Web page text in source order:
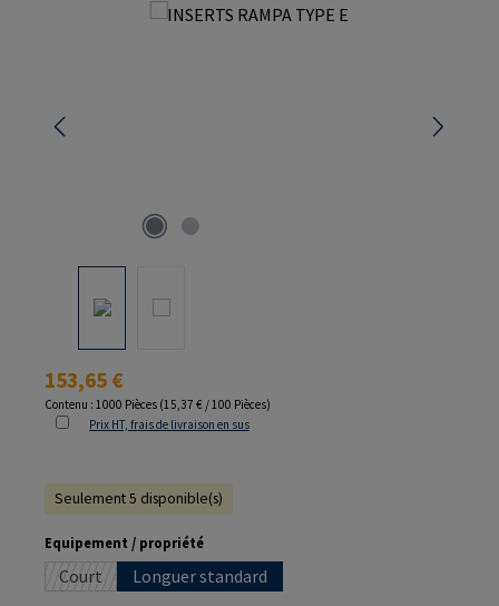
Ignorer la galerie d'images
Prix régulier :
153,65 €
Contenu : 1000 Pièces (15,37 € / 100 Pièces)
Prix HT, frais de livraison en sus
Seulement 5 disponible(s)
Sélectionnez
Equipement / propriété
Court(Cette option n'est pas disponible pour le moment.)
Longuer standard